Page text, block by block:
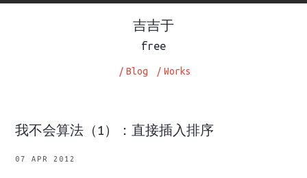
吉吉于
free
Blog
/ Works
/
我不会算法（1）：直接插入排序
07 APR 2012